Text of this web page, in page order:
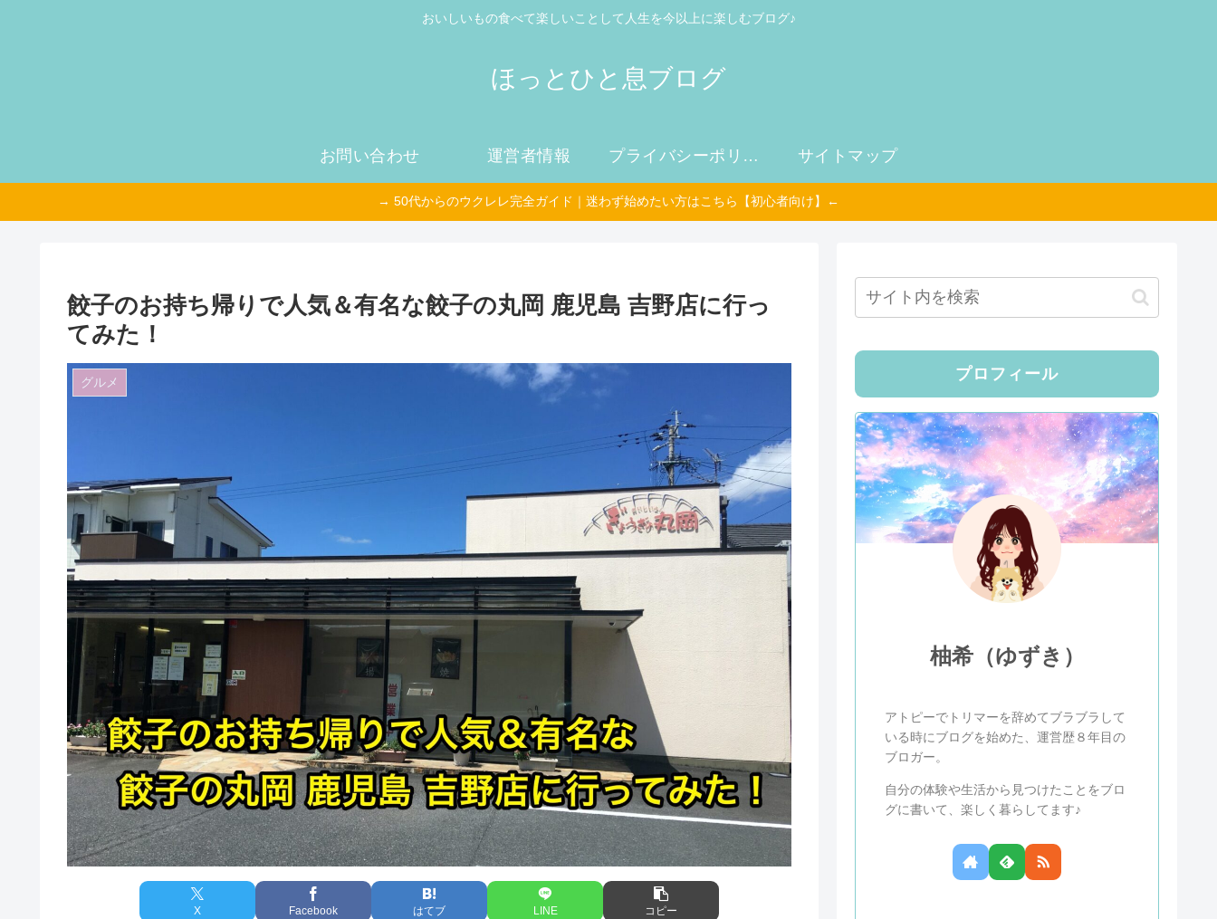
おいしいもの食べて楽しいことして人生を今以上に楽しむブログ♪
ほっとひと息ブログ
お問い合わせ 運営者情報 プライバシーポリシー サイトマップ
→ 50代からのウクレレ完全ガイド｜迷わず始めたい方はこちら【初心者向け】←
餃子のお持ち帰りで人気＆有名な餃子の丸岡 鹿児島 吉野店に行っ
てみた！
グルメ
X Facebook はてブ LINE コピー
プロフィール
柚希（ゆずき）
アトピーでトリマーを辞めてブラブラして
いる時にブログを始めた、運営歴８年目の
ブロガー。
自分の体験や生活から見つけたことをブロ
グに書いて、楽しく暮らしてます♪